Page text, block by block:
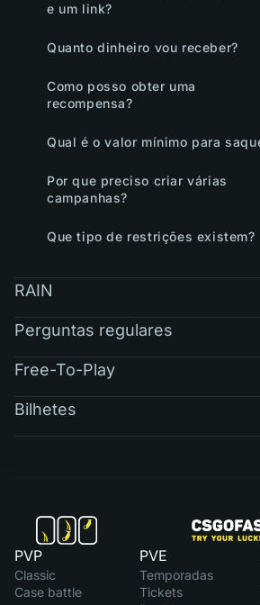
e um link?
Quanto dinheiro vou receber?
Como posso obter uma
recompensa?
Qual é o valor mínimo para
Por que preciso criar várias
campanhas?
Que tipo de restrições existem?
RAIN
Perguntas regulares
Free-To-Play
Bilhetes
PVP
Classic
Case battle
PVE
Temporadas
Tickets